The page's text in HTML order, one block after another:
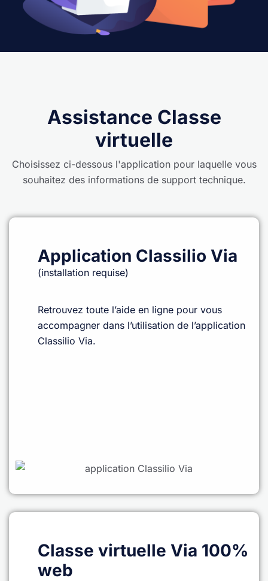
Assistance Classe
virtuelle
Choisissez ci-dessous l'application pour laquelle vous
souhaitez des informations de support technique.
Application Classilio Via
(installation requise)
Retrouvez toute l’aide en ligne pour vous
accompagner dans l’utilisation de l’application
Classilio Via.
Classe virtuelle Via 100%
web